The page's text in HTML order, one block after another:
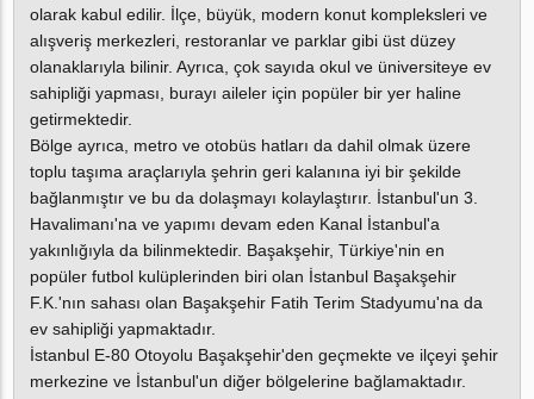
olarak kabul edilir. İlçe, büyük, modern konut kompleksleri ve
alışveriş merkezleri, restoranlar ve parklar gibi üst düzey
olanaklarıyla bilinir. Ayrıca, çok sayıda okul ve üniversiteye ev
sahipliği yapması, burayı aileler için popüler bir yer haline
getirmektedir.
Bölge ayrıca, metro ve otobüs hatları da dahil olmak üzere
toplu taşıma araçlarıyla şehrin geri kalanına iyi bir şekilde
bağlanmıştır ve bu da dolaşmayı kolaylaştırır. İstanbul'un 3.
Havalimanı'na ve yapımı devam eden Kanal İstanbul'a
yakınlığıyla da bilinmektedir. Başakşehir, Türkiye'nin en
popüler futbol kulüplerinden biri olan İstanbul Başakşehir
F.K.'nın sahası olan Başakşehir Fatih Terim Stadyumu'na da
ev sahipliği yapmaktadır.
İstanbul E-80 Otoyolu Başakşehir'den geçmekte ve ilçeyi şehir
merkezine ve İstanbul'un diğer bölgelerine bağlamaktadır.